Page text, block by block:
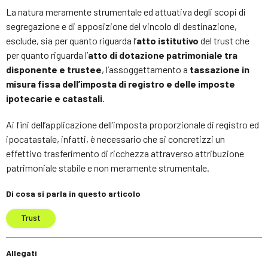
La natura meramente strumentale ed attuativa degli scopi di
segregazione e di apposizione del vincolo di destinazione,
esclude, sia per quanto riguarda l’atto istitutivo del trust che
per quanto riguarda l’atto di dotazione patrimoniale tra
disponente e trustee, l’assoggettamento a tassazione in
misura fissa dell’imposta di registro e delle imposte
ipotecarie e catastali.
Ai fini dell’applicazione dell’imposta proporzionale di registro ed
ipocatastale, infatti, è necessario che si concretizzi un
effettivo trasferimento di ricchezza attraverso attribuzione
patrimoniale stabile e non meramente strumentale.
Di cosa si parla in questo articolo
Trust
Allegati